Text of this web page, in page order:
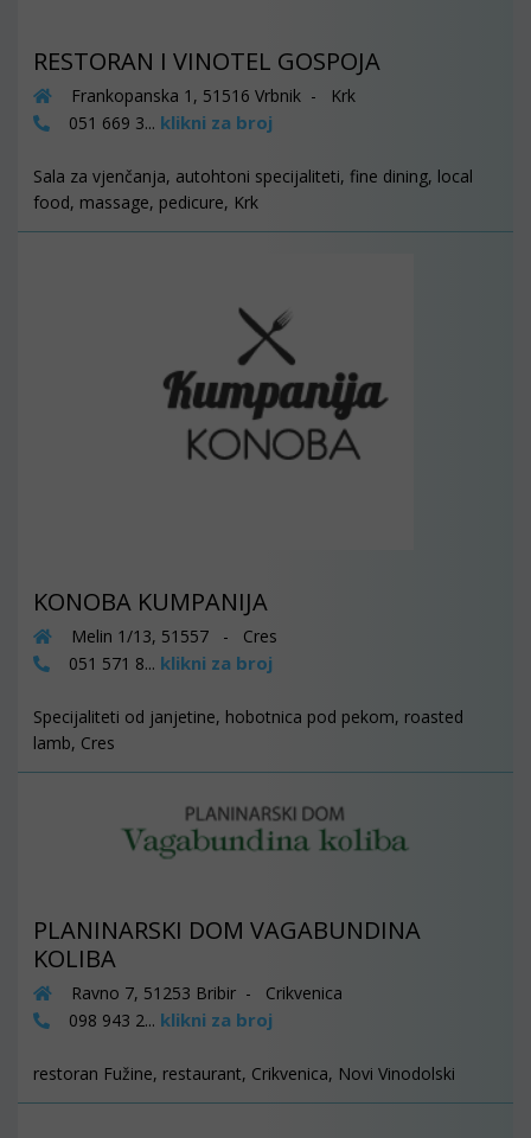
RESTORAN I VINOTEL GOSPOJA
Frankopanska 1, 51516 Vrbnik - Krk
051 669 3... klikni za broj
Sala za vjenčanja, autohtoni specijaliteti, fine dining, local
food, massage, pedicure, Krk
KONOBA KUMPANIJA
Melin 1/13, 51557 - Cres
051 571 8... klikni za broj
Specijaliteti od janjetine, hobotnica pod pekom, roasted
lamb, Cres
PLANINARSKI DOM VAGABUNDINA
KOLIBA
Ravno 7, 51253 Bribir - Crikvenica
098 943 2... klikni za broj
restoran Fužine, restaurant, Crikvenica, Novi Vinodolski